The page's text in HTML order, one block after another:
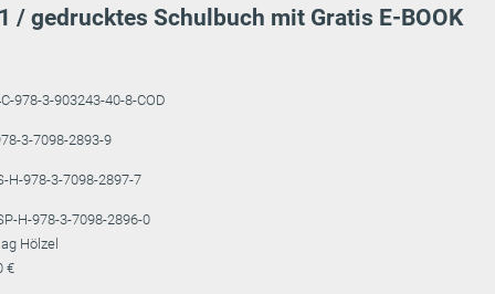
/ gedrucktes Schulbuch mit Gratis E-BOOK
978-3-903243-40-8-COD
3-7098-2893-9
H-978-3-7098-2897-7
H-978-3-7098-2896-0
Hölzel
€